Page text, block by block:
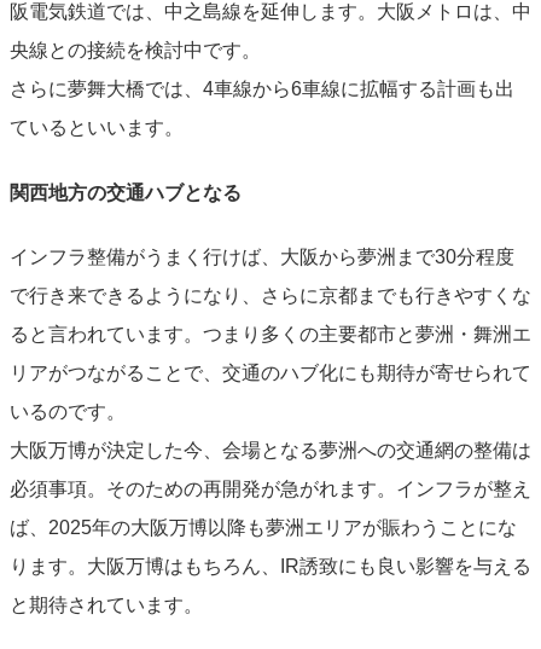
阪電気鉄道では、中之島線を延伸します。大阪メトロは、中
央線との接続を検討中です。
さらに夢舞大橋では、4車線から6車線に拡幅する計画も出
ているといいます。
関西地方の交通ハブとなる
インフラ整備がうまく行けば、大阪から夢洲まで30分程度
で行き来できるようになり、さらに京都までも行きやすくな
ると言われています。つまり多くの主要都市と夢洲・舞洲エ
リアがつながることで、交通のハブ化にも期待が寄せられて
いるのです。
大阪万博が決定した今、会場となる夢洲への交通網の整備は
必須事項。そのための再開発が急がれます。インフラが整え
ば、2025年の大阪万博以降も夢洲エリアが賑わうことにな
ります。大阪万博はもちろん、IR誘致にも良い影響を与える
と期待されています。